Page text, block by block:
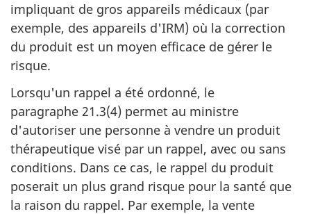
impliquant de gros appareils médicaux (par
exemple, des appareils d'IRM) où la correction
du produit est un moyen efficace de gérer le
risque.
Lorsqu'un rappel a été ordonné, le
paragraphe 21.3(4) permet au ministre
d'autoriser une personne à vendre un produit
thérapeutique visé par un rappel, avec ou sans
conditions. Dans ce cas, le rappel du produit
poserait un plus grand risque pour la santé que
la raison du rappel. Par exemple, la vente